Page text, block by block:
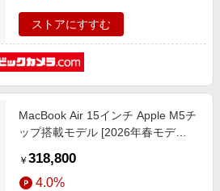
ストアにすすむ
MacBook Air 15インチ Apple M5チ
ップ搭載モデル [2026年春モデ
CPUと10コアGPU] シルバー
MDVA4J/A
￥ 318,800
4.0%